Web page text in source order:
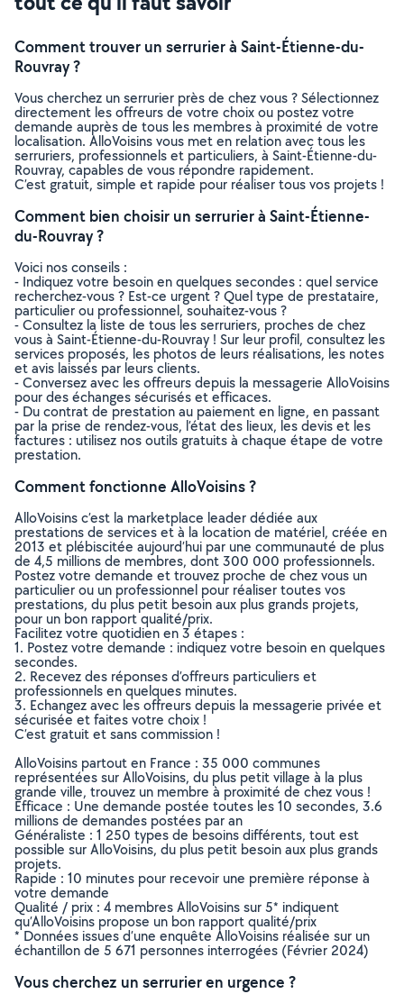
Comment trouver un serrurier à Saint-Étienne-du-
Rouvray ?
Vous cherchez un serrurier près de chez vous ? Sélectionnez
directement les offreurs de votre choix ou postez votre
demande auprès de tous les membres à proximité de votre
localisation. AlloVoisins vous met en relation avec tous les
serruriers, professionnels et particuliers, à Saint-Étienne-du-
Rouvray, capables de vous répondre rapidement.
C’est gratuit, simple et rapide pour réaliser tous vos projets !
Comment bien choisir un serrurier à Saint-Étienne-
du-Rouvray ?
Voici nos conseils :
- Indiquez votre besoin en quelques secondes : quel service
recherchez-vous ? Est-ce urgent ? Quel type de prestataire,
particulier ou professionnel, souhaitez-vous ?
- Consultez la liste de tous les serruriers, proches de chez
vous à Saint-Étienne-du-Rouvray ! Sur leur profil, consultez les
services proposés, les photos de leurs réalisations, les notes
et avis laissés par leurs clients.
- Conversez avec les offreurs depuis la messagerie AlloVoisins
pour des échanges sécurisés et efficaces.
- Du contrat de prestation au paiement en ligne, en passant
par la prise de rendez-vous, l’état des lieux, les devis et les
factures : utilisez nos outils gratuits à chaque étape de votre
prestation.
Comment fonctionne AlloVoisins ?
AlloVoisins c’est la marketplace leader dédiée aux
prestations de services et à la location de matériel, créée en
2013 et plébiscitée aujourd’hui par une communauté de plus
de 4,5 millions de membres, dont 300 000 professionnels.
Postez votre demande et trouvez proche de chez vous un
particulier ou un professionnel pour réaliser toutes vos
prestations, du plus petit besoin aux plus grands projets,
pour un bon rapport qualité/prix.
Facilitez votre quotidien en 3 étapes :
1. Postez votre demande : indiquez votre besoin en quelques
secondes.
2. Recevez des réponses d’offreurs particuliers et
professionnels en quelques minutes.
3. Echangez avec les offreurs depuis la messagerie privée et
sécurisée et faites votre choix !
C’est gratuit et sans commission !
AlloVoisins partout en France : 35 000 communes
représentées sur AlloVoisins, du plus petit village à la plus
grande ville, trouvez un membre à proximité de chez vous !
Efficace : Une demande postée toutes les 10 secondes, 3.6
millions de demandes postées par an
Généraliste : 1 250 types de besoins différents, tout est
possible sur AlloVoisins, du plus petit besoin aux plus grands
projets.
Rapide : 10 minutes pour recevoir une première réponse à
votre demande
Qualité / prix : 4 membres AlloVoisins sur 5* indiquent
qu’AlloVoisins propose un bon rapport qualité/prix
* Données issues d’une enquête AlloVoisins réalisée sur un
échantillon de 5 671 personnes interrogées (Février 2024)
Vous cherchez un serrurier en urgence ?